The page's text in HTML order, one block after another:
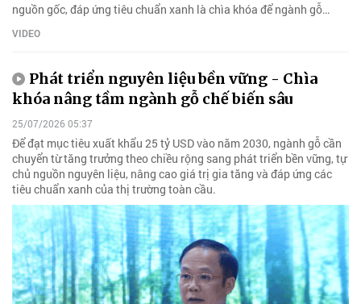
nguồn gốc, đáp ứng tiêu chuẩn xanh là chìa khóa để ngành gỗ
nâng cao giá trị gia tăng và chinh phục thị trường toàn cầu.
VIDEO
Phát triển nguyên liệu bền vững - Chìa
khóa nâng tầm ngành gỗ chế biến sâu
25/07/2026 05:37
Để đạt mục tiêu xuất khẩu 25 tỷ USD vào năm 2030, ngành gỗ cần
chuyển từ tăng trưởng theo chiều rộng sang phát triển bền vững, tự
chủ nguồn nguyên liệu, nâng cao giá trị gia tăng và đáp ứng các
tiêu chuẩn xanh của thị trường toàn cầu.